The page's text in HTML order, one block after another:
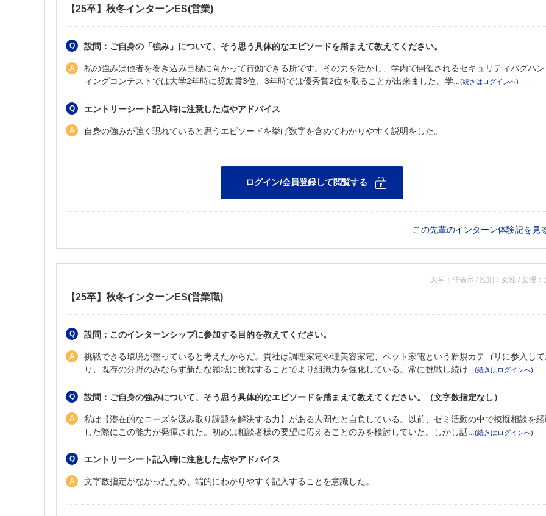
【25卒】秋冬インターンES(営業)
設問：ご自身の「強み」について、そう思う具体的なエピソードを踏まえて教えてください。
私の強みは他者を巻き込み目標に向かって行動できる所です。その力を活かし、学内で開催されるセキュリティバグハ
ィングコンテストでは大学2年時に奨励賞3位、3年時では優秀賞2位を取ることが出来ました。学
エントリーシート記入時に注意した点やアドバイス
自身の強みが強く現れていると思うエピソードを挙げ数字を含めてわかりやすく説明をした。
この先輩のインターン体験記を見
大学：非表示 / 性別：女性 / 文理：
【25卒】秋冬インターンES(営業職)
設問：このインターンシップに参加する目的を教えてください。
挑戦できる環境が整っていると考えたからだ。貴社は調理家電や理美容家電、ペット家電という新規カテゴリに参入し
り、既存の分野のみならず新たな領域に挑戦することでより組織力を強化している。常に挑戦し続け
設問：ご自身の強みについて、そう思う具体的なエピソードを踏まえて教えてください。（文字数指定なし）
私は【潜在的なニーズを汲み取り課題を解決する力】がある人間だと自負している。以前、ゼミ活動の中で模擬相談を
した際にこの能力が発揮された。初めは相談者様の要望に応えることのみを検討していた。しかし話
エントリーシート記入時に注意した点やアドバイス
文字数指定がなかったため、端的にわかりやすく記入することを意識した。